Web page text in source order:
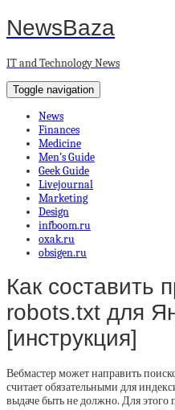
NewsBaza
IT and Technology News
Toggle navigation
News
Finances
Medicine
Men’s Guide
Geek Guide
Livejournal
Marketing
Design
infboom.ru
oxak.ru
obsigen.ru
Как составить
robots.txt для
[инструкция]
Вебмастер может направить
считает обязательными для
выдаче быть не должно. Для